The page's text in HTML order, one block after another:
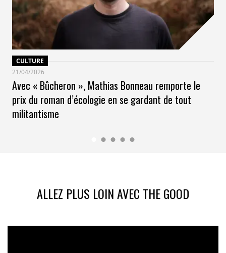
CULTURE
21/04/2026
Avec « Bûcheron », Mathias Bonneau remporte le
prix du roman d’écologie en se gardant de tout
militantisme
ALLEZ PLUS LOIN AVEC THE GOOD